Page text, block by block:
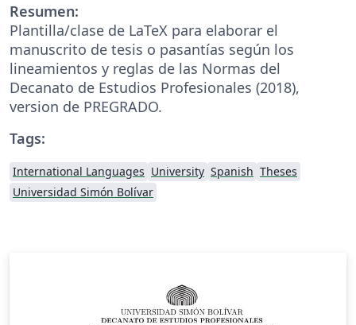
Resumen:
Plantilla/clase de LaTeX para elaborar el
manuscrito de tesis o pasantías según los
lineamientos y reglas de las Normas del
Decanato de Estudios Profesionales (2018),
version de PREGRADO.
Tags:
International Languages University Spanish Theses
Universidad Simón Bolívar